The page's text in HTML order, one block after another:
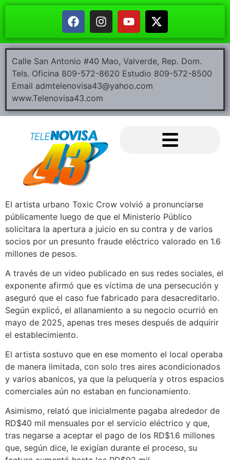
Calle San Antonio #40 Mao, Valverde, Rep. Dom.
Tels. Oficina 809-572-8620 Estudio 809-572-8500
Email admtelenovisa43@yahoo.com
www.Telenovisa43.com
El artista urbano Toxic Crow volvió a pronunciarse
públicamente luego de que el Ministerio Público
solicitara la apertura a juicio en su contra y de varios
socios por un presunto fraude eléctrico valorado en 1.6
millones de pesos.
A través de un video publicado en sus redes sociales, el
exponente afirmó que es víctima de una persecución y
aseguró que el caso fue fabricado para desacreditarlo.
Según explicó, el allanamiento a su negocio ocurrió en
mayo de 2025, apenas tres meses después de adquirir
el establecimiento.
El artista sostuvo que en ese momento el local operaba
de manera limitada, con solo tres aires acondicionados
y varios abanicos, ya que la peluquería y otros espacios
comerciales aún no estaban en funcionamiento.
Asimismo, relató que inicialmente pagaba alrededor de
RD$40 mil mensuales por el servicio eléctrico y que,
tras negarse a aceptar el pago de los RD$1.6 millones
que, según dice, le exigían durante el proceso, su